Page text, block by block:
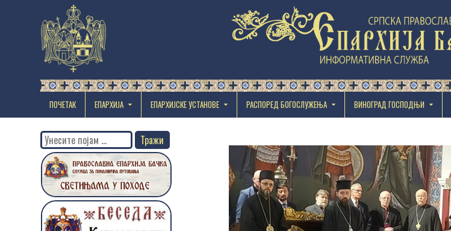
ПОЧЕТАК ЕПАРХИЈА EПАРХИЈСКЕ УСТАНОВЕ РАСПОРЕД БОГОСЛУЖЕЊА ВИНОГРАД ГОСПОДЊИ
Search
for: